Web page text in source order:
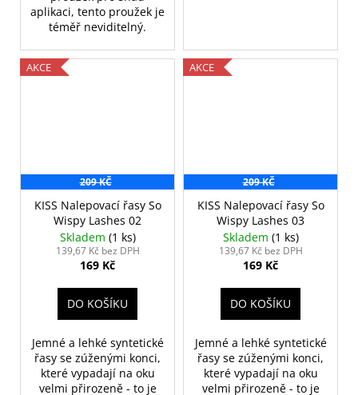
aplikaci, tento proužek je
téměř neviditelný.
AKCE
209 KČ
KISS Nalepovací řasy So
Wispy Lashes 02
Skladem (1 ks)
139,67 Kč bez DPH
169 Kč
DO KOŠÍKU
Jemné a lehké syntetické
řasy se zúženými konci,
které vypadají na oku
velmi přirozeně - to je
AKCE
209 KČ
KISS Nalepovací řasy So
Wispy Lashes 03
Skladem (1 ks)
139,67 Kč bez DPH
169 Kč
DO KOŠÍKU
Jemné a lehké syntetické
řasy se zúženými konci,
které vypadají na oku
velmi přirozeně - to je